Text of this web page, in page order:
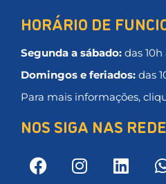
HORÁRIO DE
Segunda a sábado: das 10h
Domingos e feriados: das
Para mais informações,
NOS SIGA NAS